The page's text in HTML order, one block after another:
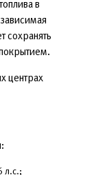
в
сохранять
центрах
л.с.;